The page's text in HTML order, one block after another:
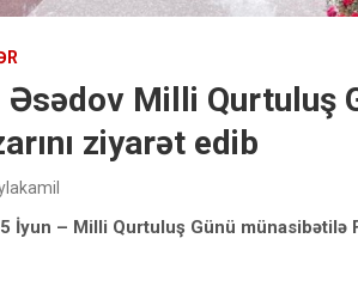
Milli Qurtuluş
ziyarət edib
İyun – Milli Qurtuluş Günü münasibətilə